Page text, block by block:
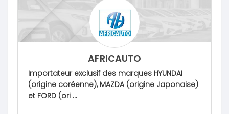
AFRICAUTO
Importateur exclusif des marques HYUNDAI
(origine coréenne), MAZDA (origine Japonaise)
et FORD (ori ...